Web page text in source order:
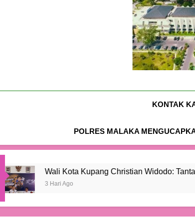
KONTAK
POLRES MALAKA
Kota Kupang Christian Widodo: Tantangan
Ago